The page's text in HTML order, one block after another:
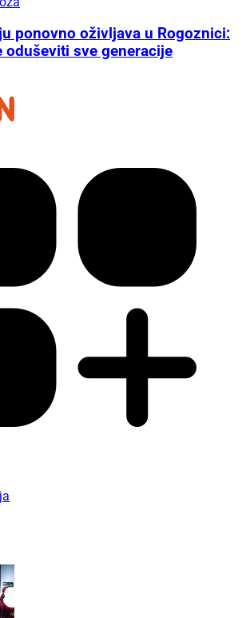
ponovno oživljava u Rogoznici:
oduševiti sve generacije